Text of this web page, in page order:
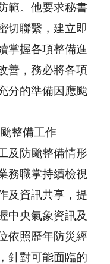
範。他要求秘書
切聯繫，建立即
掌握各項整備進
善，務必將各項
分的準備因應颱
整備工作
及防颱整備情形
務職掌持續檢視
及資訊共享，提
中央氣象資訊及
依照歷年防災經
針對可能面臨的